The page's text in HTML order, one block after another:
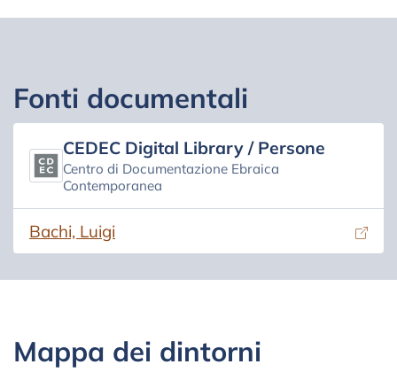
Fonti documentali
CEDEC Digital Library / Persone
Centro di Documentazione Ebraica
Contemporanea
Bachi, Luigi
(si apre in una nuova scheda)
Mappa dei dintorni